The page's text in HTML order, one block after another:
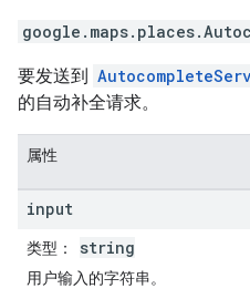
google.maps.places.
要发送到
的自动补全请求。
属性
input
类型 ： string
用户输入的字符串。